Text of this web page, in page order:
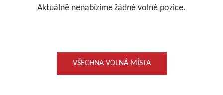
Aktuálně nenabízíme žádné volné pozice.
VŠECHNA VOLNÁ MÍSTA